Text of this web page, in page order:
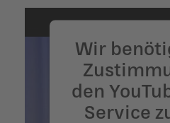
Wir
den
Service